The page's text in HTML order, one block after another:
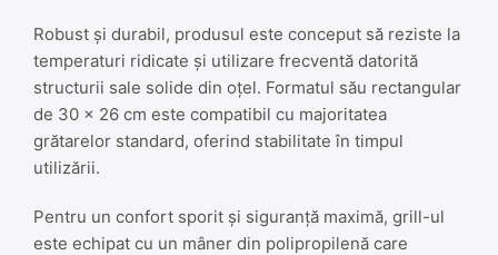
Robust și durabil, produsul este conceput să reziste la
temperaturi ridicate și utilizare frecventă datorită
structurii sale solide din oțel. Formatul său rectangular
de 30 x 26 cm este compatibil cu majoritatea
grătarelor standard, oferind stabilitate în timpul
utilizării.
Pentru un confort sporit și siguranță maximă, grill-ul
este echipat cu un mâner din polipropilenă care